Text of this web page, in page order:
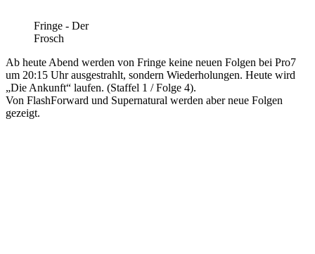
Fringe - Der
Frosch
Ab heute Abend werden von Fringe keine neuen Folgen bei Pro7
um 20:15 Uhr ausgestrahlt, sondern Wiederholungen. Heute wird
„Die Ankunft“ laufen. (Staffel 1 / Folge 4).
Von FlashForward und Supernatural werden aber neue Folgen
gezeigt.